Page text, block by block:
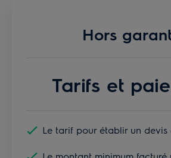
Hors
Tarifs et
Le tarif pour établir un devis